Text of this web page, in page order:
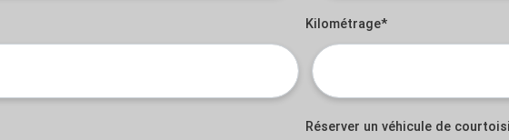
Kilométrage*
Réserver un véhicule de